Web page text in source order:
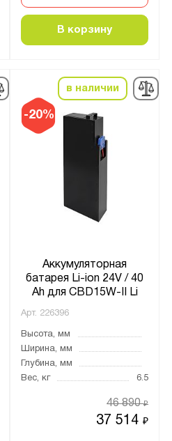
В корзину
-20%
в наличии
Аккумуляторная
батарея Li-ion 24V / 40
Ah для CBD15W-II Li
Арт. 226396
Высота, мм
Ширина, мм
Глубина, мм
Вес, кг
6.5
37 514₽
46 890₽